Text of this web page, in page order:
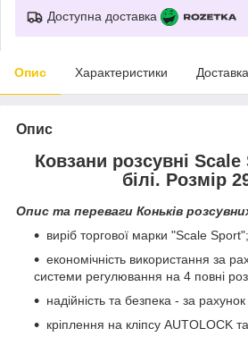
Доступна доставка
Опис Характеристики Доставка
Опис
Ковзани розсувні
білі. Розмір
Опис та переваги Коньків
виріб торгової марки "Scale Sport";
економічність використання за
системи регулювання на 4 повні
надійність та безпека - за
кріплення на кліпсу AUTОLOCK